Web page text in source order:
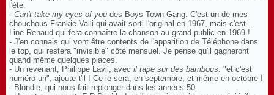
l'été.
- Can't take my eyes of you des Boys Town Gang. C'est un de mes
chouchous Frankie Valli qui avait sorti l'original en 1967, mais c'est...
Line Renaud qui fera connaître la chanson au grand public en 1969 !
- J'en connais qui vont être contents de l'apparition de Téléphone dans
le top, qui restera "invisible" côté mensuel. Je pense qu'il gagneront
quand même quelques places.
- Un revenant, Philippe Lavil, avec il tape sur des bambous. "et c'est
numéro un", ajoute-t'il ! Ce le sera, en septembre, et même en octobre !
- Blondie, qui nous fait replonger dans les années 50.